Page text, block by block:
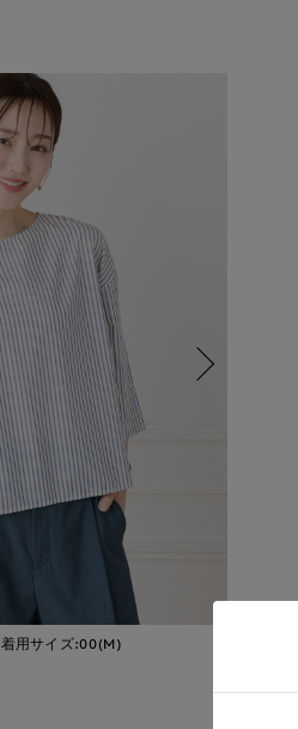
着用サイズ:00(M)